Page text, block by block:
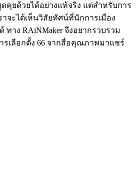
ยด้วยได้อย่างแท้จริง แต่สำหรับการ
จะได้เห็นวิสัยทัศน์ที่นักการเมือง
ทาง RAiNMaker จึงอยากรวบรวม
ารเลือกตั้ง 66 จากสื่อคุณภาพมาแชร์